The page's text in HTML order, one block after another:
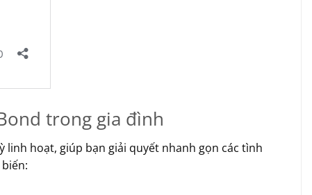
trong gia đình
linh hoạt, giúp bạn giải quyết nhanh gọn các tình